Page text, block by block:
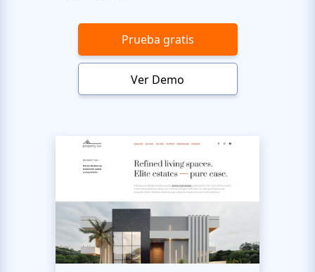
Prueba gratis
Ver Demo